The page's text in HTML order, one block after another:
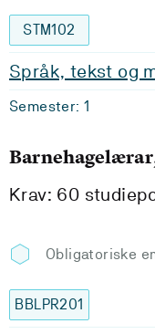
STM102
Språk, tekst og
Semester: 1
Krav: 60
Obligatoriske
BBLPR201